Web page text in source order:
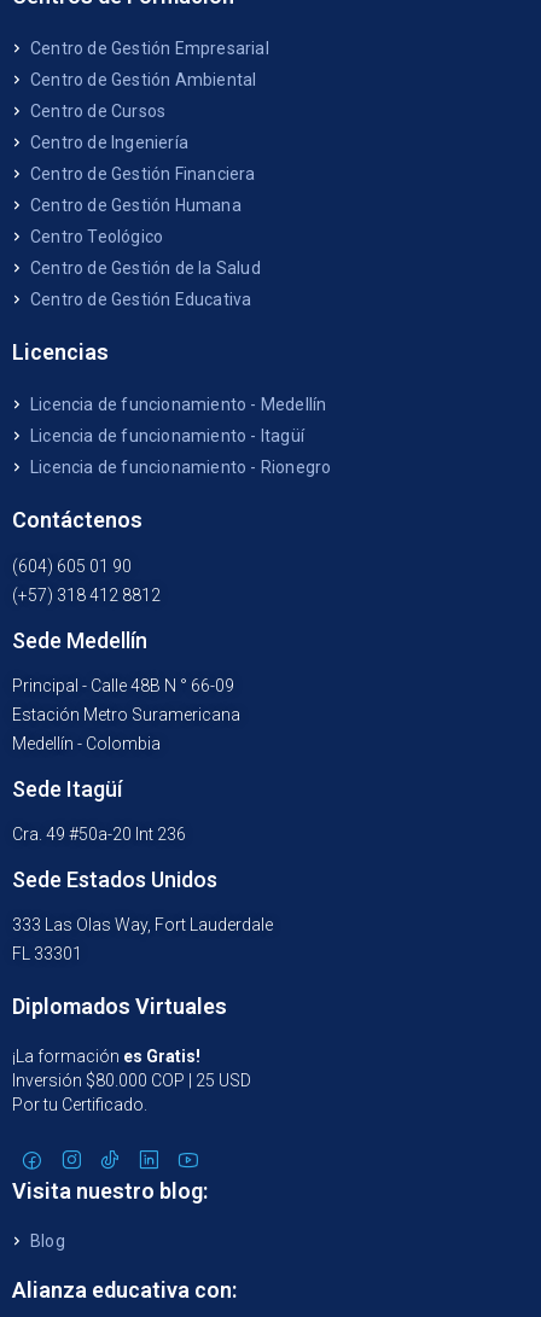
Centro de Gestión Empresarial
Centro de Gestión Ambiental
Centro de Cursos
Centro de Ingeniería
Centro de Gestión Financiera
Centro de Gestión Humana
Centro Teológico
Centro de Gestión de la Salud
Centro de Gestión Educativa
Licencias
Licencia de funcionamiento - Medellín
Licencia de funcionamiento - Itagüí
Licencia de funcionamiento - Rionegro
Contáctenos
(604) 605 01 90
(+57) 318 412 8812
Sede Medellín
Principal - Calle 48B N ° 66-09
Estación Metro Suramericana
Medellín - Colombia
Sede Itagüí
Cra. 49 #50a-20 Int 236
Sede Estados Unidos
333 Las Olas Way, Fort Lauderdale
FL 33301
Diplomados Virtuales
¡La formación es Gratis!
Inversión $80.000 COP | 25 USD
Por tu Certificado.
Visita nuestro blog:
Blog
Alianza educativa con: